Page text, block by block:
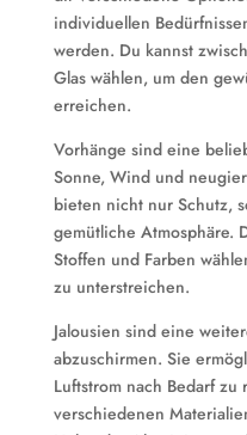
individuellen
werden. Du kannst
Glas wählen, um den
erreichen.
Vorhänge sind eine
Sonne, Wind und
bieten nicht nur Schutz,
gemütliche Atmosphäre.
Stoffen und Farben
zu unterstreichen.
Jalousien sind eine
abzuschirmen. Sie
Luftstrom nach Bedarf
verschiedenen